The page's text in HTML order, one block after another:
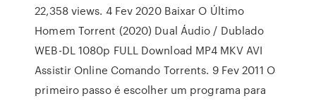
22,358 views. 4 Fev 2020 Baixar O Último
Homem Torrent (2020) Dual Áudio / Dublado
WEB-DL 1080p FULL Download MP4 MKV AVI
Assistir Online Comando Torrents. 9 Fev 2011 O
primeiro passo é escolher um programa para